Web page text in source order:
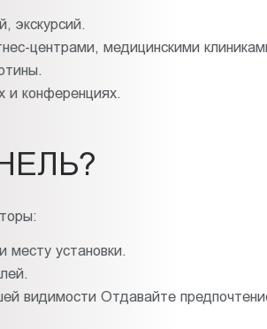
экскурсий.
центрами, медицинскими
и конференциях.
установки.
видимости Отдавайте